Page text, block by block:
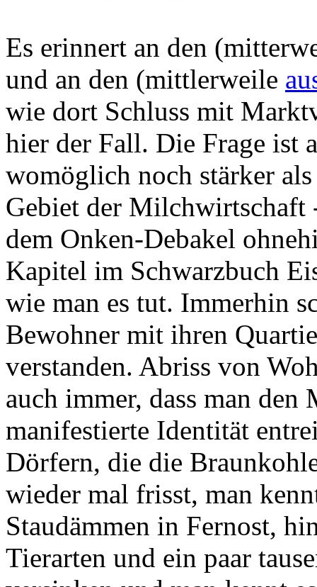
Es erinnert an den
und an den (mittlerweile
wie dort Schluss mit
hier der Fall. Die Frage ist
womöglich noch stärker
Gebiet der Milchwirtschaft
dem Onken-Debakel
Kapitel im Schwarzbuch
wie man es tut. Immerhin
Bewohner mit ihren
verstanden. Abriss von
auch immer, dass man
manifestierte Identität
Dörfern, die die
wieder mal frisst, man
Staudämmen in Fernost,
Tierarten und ein paar